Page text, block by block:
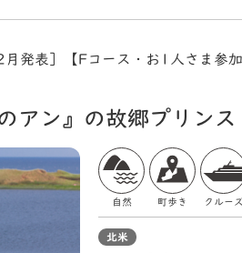
発表］【Fコース・お1人さま参
アン』の故郷プリン
自然 町歩き クルー
北米